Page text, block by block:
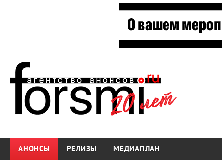
АНОНСЫ РЕЛИЗЫ МЕДИАПЛАН